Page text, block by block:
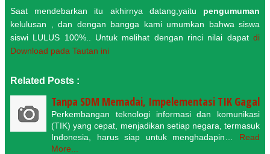
Saat mendebarkan itu akhirnya datang,yaitu pengumuman
kelulusan , dan dengan bangga kami umumkan bahwa siswa
siswi LULUS 100%.. Untuk melihat dengan rinci nilai dapat di
Download pada Tautan ini
Related Posts :
Tanpa SDM Memadai, Impelementasi TIK Gagal
Perkembangan teknologi informasi dan komunikasi
(TIK) yang cepat, menjadikan setiap negara, termasuk
Indonesia, harus siap untuk menghadapin…
Read
More...